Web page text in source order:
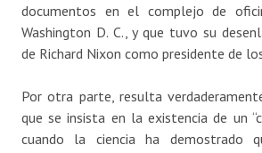
documentos en el complejo de
Washington D. C., y que tuvo su
de Richard Nixon como presidente de
Por otra parte, resulta
que se insista en la existencia de un
cuando la ciencia ha demostrado